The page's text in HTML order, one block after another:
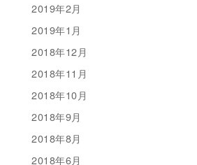
2019年2月
2019年1月
2018年12月
2018年11月
2018年10月
2018年9月
2018年8月
2018年6月